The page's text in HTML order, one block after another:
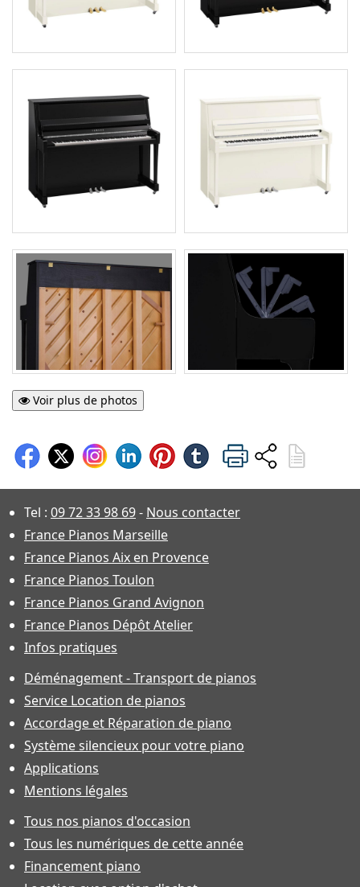
Voir plus de photos
Tel : 09 72 33 98 69- Nous contacter
France Pianos Marseille
France Pianos Aix en Provence
France Pianos Toulon
France Pianos Grand Avignon
France Pianos Dépôt Atelier
Infos pratiques
Déménagement - Transport de pianos
Service Location de pianos
Accordage et Réparation de piano
Système silencieux pour votre piano
Applications
Mentions légales
Tous nos pianos d'occasion
Tous les numériques de cette année
Financement piano